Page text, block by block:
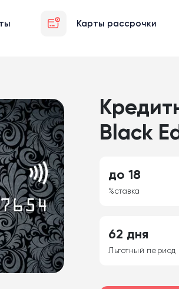
Карты рассрочки
Black
до 18
%ставка
62 дня
Льготный период